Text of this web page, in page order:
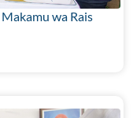
wa Rais